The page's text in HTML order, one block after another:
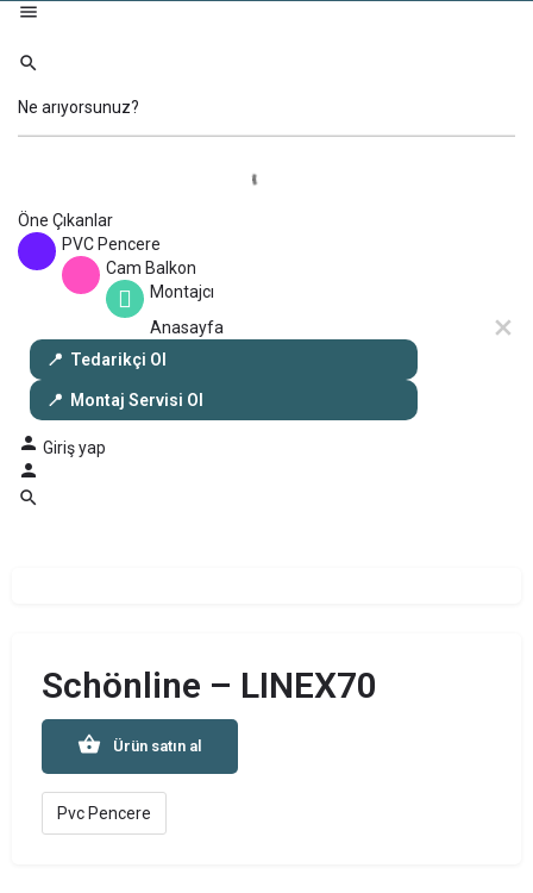
Öne Çıkanlar
PVC Pencere
Cam Balkon
Montajcı
Anasayfa
Tedarikçi Ol
Montaj Servisi Ol
Giriş yap
Schönline – LINEX70
Ürün satın al
Pvc Pencere